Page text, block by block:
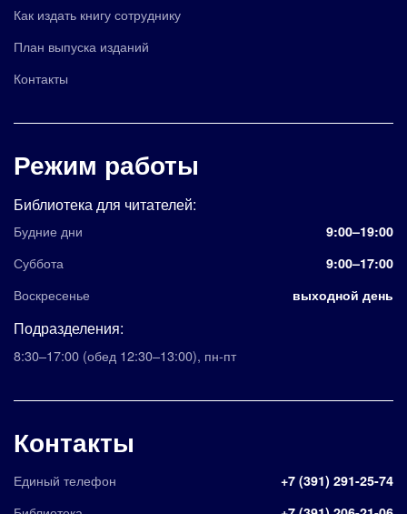
Как издать книгу сотруднику
План выпуска изданий
Контакты
Режим работы
Библиотека для читателей:
Будние дни 9:00–19:00
Суббота 9:00–17:00
Воскресенье выходной день
Подразделения:
8:30–17:00 (обед 12:30–13:00), пн-пт
Контакты
Единый телефон +7 (391) 291-25-74